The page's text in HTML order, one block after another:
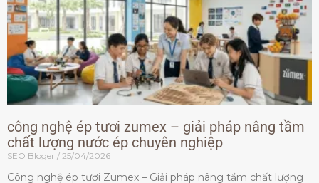
công nghệ ép tươi zumex – giải pháp nâng tầm
chất lượng nước ép chuyên nghiệp
SEO Bloger 25/04/2026
Công nghệ ép tươi Zumex – Giải pháp nâng tầm chất lượng